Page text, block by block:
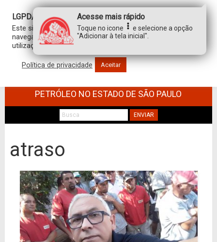
SINDICATO DOS TRABALHADORES NO
PETRÓLEO NO ESTADO DE SÃO PAULO
ENVIAR
atraso
LGPD/GDPR
Este site usa cookies para personalizar sua experiência de
navegação. Ao clicar em “aceitar”, você concorda com a
utilização de TODOS os cookies.
Política de privacidade Aceitar
Acesse mais rápido
Toque no icone
e selecione a opção
"Adicionar à tela inicial".